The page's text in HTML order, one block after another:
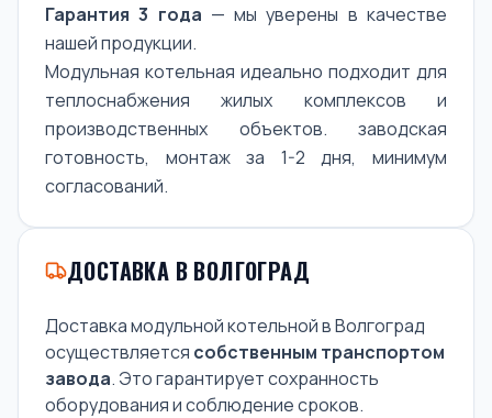
Гарантия 3 года — мы уверены в качестве
нашей продукции.
Модульная котельная идеально подходит для
теплоснабжения жилых комплексов и
производственных объектов. заводская
готовность, монтаж за 1-2 дня, минимум
согласований.
ДОСТАВКА В ВОЛГОГРАД
Доставка модульной котельной в Волгоград
осуществляется собственным транспортом
завода. Это гарантирует сохранность
оборудования и соблюдение сроков.